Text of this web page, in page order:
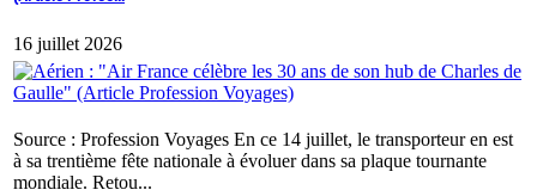
16 juillet 2026
Source : Profession Voyages En ce 14 juillet, le transporteur en est
à sa trentième fête nationale à évoluer dans sa plaque tournante
mondiale. Retou...